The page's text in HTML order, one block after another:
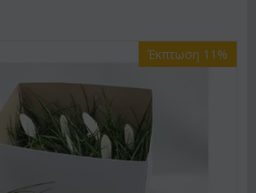
Έκπτωση 11%